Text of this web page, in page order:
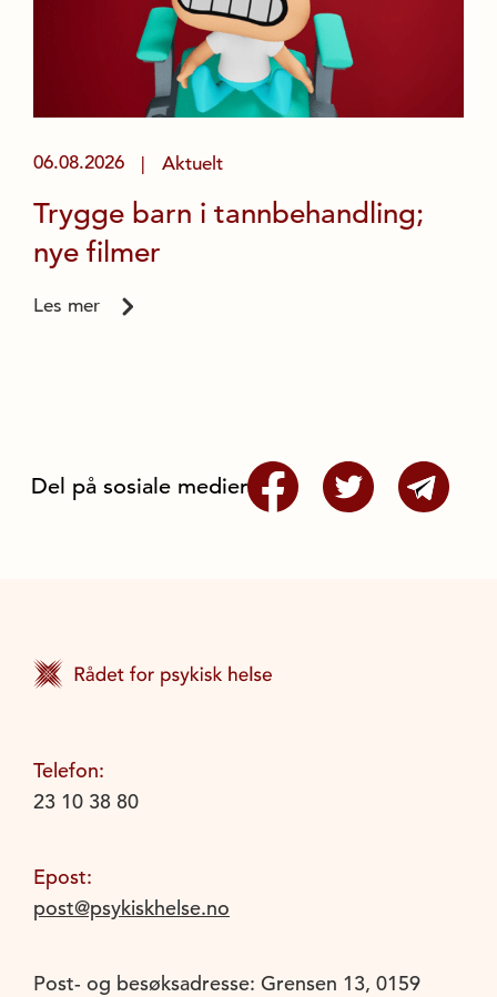
06.08.2026 Aktuelt
Trygge barn i tannbehandling;
nye filmer
Les mer
Del på sosiale medier
Telefon:
23 10 38 80
Epost:
post@psykiskhelse.no
Post- og besøksadresse: Grensen 13, 0159